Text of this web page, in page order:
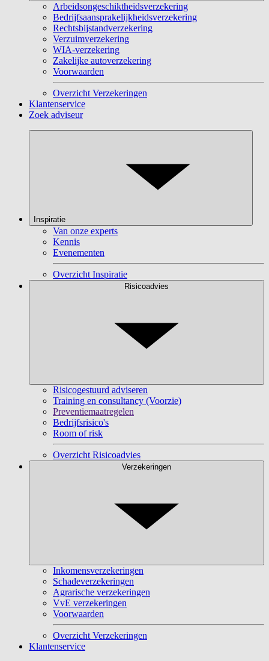
Arbeidsongeschiktheidsverzekering
Bedrijfsaansprakelijkheidsverzekering
Rechtsbijstandverzekering
Verzuimverzekering
WIA-verzekering
Zakelijke autoverzekering
Voorwaarden
Overzicht Verzekeringen
Klantenservice
Zoek adviseur
Inspiratie
Van onze experts
Kennis
Evenementen
Overzicht Inspiratie
Risicoadvies
Risicogestuurd adviseren
Training en consultancy (Voorzie)
Preventiemaatregelen
Bedrijfsrisico's
Room of risk
Overzicht Risicoadvies
Verzekeringen
Inkomensverzekeringen
Schadeverzekeringen
Agrarische verzekeringen
VvE verzekeringen
Voorwaarden
Overzicht Verzekeringen
Klantenservice